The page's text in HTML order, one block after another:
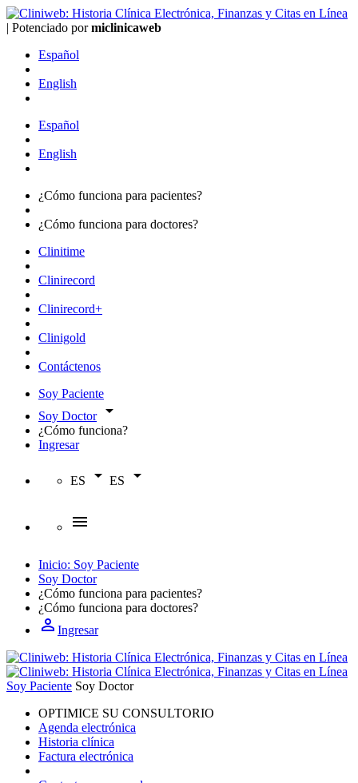
| Potenciado pormiclinicaweb
Español
English
Español
English
¿Cómo funciona para pacientes?
¿Cómo funciona para doctores?
Clinitime
Clinirecord
Clinirecord+
Clinigold
Contáctenos
Soy Paciente
Soy Doctor
arrow_drop_down
¿Cómo funciona?
Ingresar
ES arrow_drop_down ES arrow_drop_down
menu
Inicio: Soy Paciente
Soy Doctor
¿Cómo funciona para pacientes?
¿Cómo funciona para doctores?
person_outline Ingresar
Soy Paciente Soy Doctor
OPTIMICE SU CONSULTORIO
Agenda electrónica
Historia clínica
Factura electrónica